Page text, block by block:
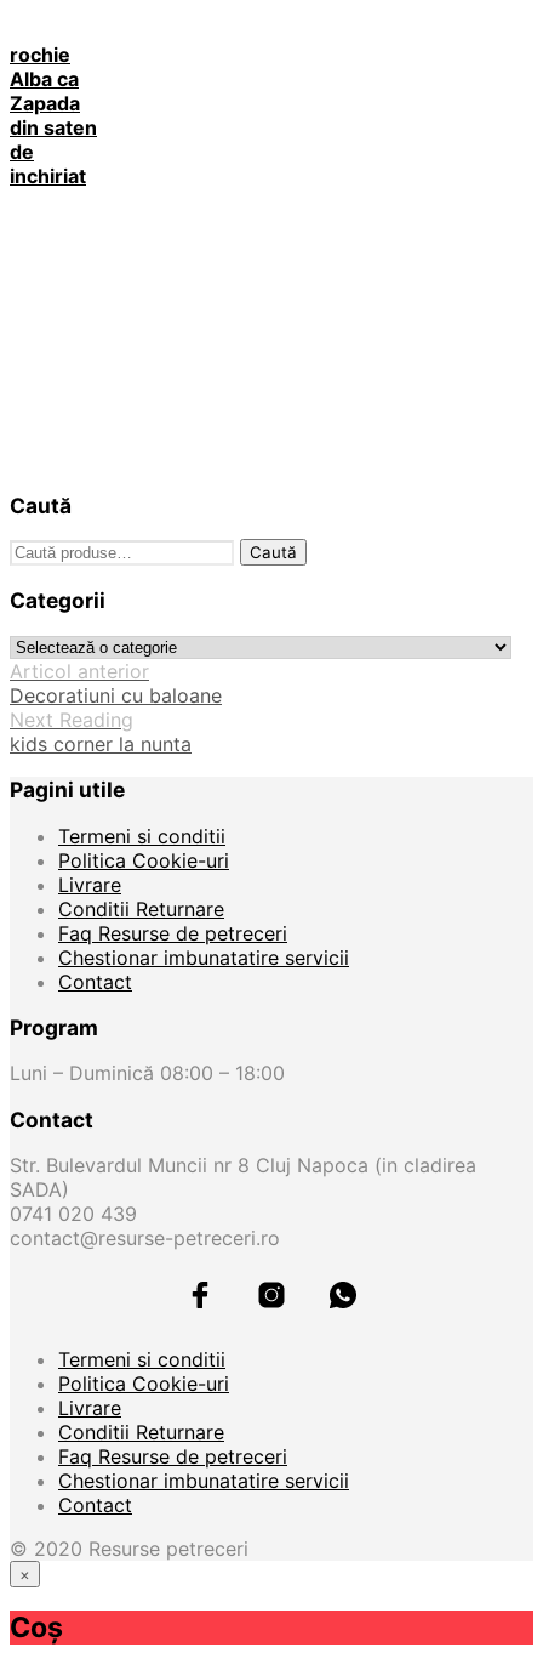
rochie
Alba ca
Zapada
din saten
de
inchiriat
Caută
Caută
Caută
Categorii
Articol anterior
Decoratiuni cu baloane
Next Reading
kids corner la nunta
Pagini utile
Termeni si conditii
Politica Cookie-uri
Livrare
Conditii Returnare
Faq Resurse de petreceri
Chestionar imbunatatire servicii
Contact
Program
Luni – Duminică 08:00 – 18:00
Contact
Str. Bulevardul Muncii nr 8 Cluj Napoca (in cladirea
SADA)
0741 020 439
contact@resurse-petreceri.ro
Termeni si conditii
Politica Cookie-uri
Livrare
Conditii Returnare
Faq Resurse de petreceri
Chestionar imbunatatire servicii
Contact
© 2020 Resurse petreceri
×
Acasă
Magazin
Coș